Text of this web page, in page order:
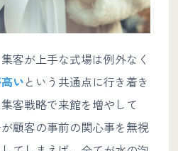
客が上手な式場は例外なく
いという共通点に行き着き
客戦略で来館を増やして
顧客の事前の関心事を無視